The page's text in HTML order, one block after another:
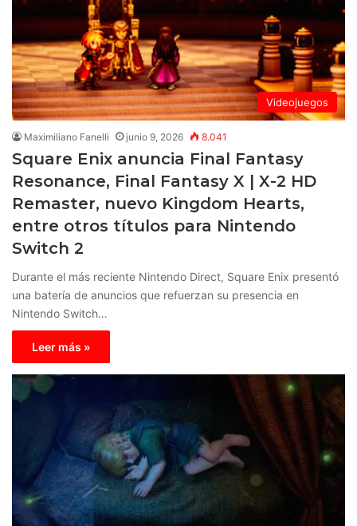
Videojuegos
Maximiliano Fanelli junio 9, 2026 8.041
Square Enix anuncia Final Fantasy
Resonance, Final Fantasy X | X-2 HD
Remaster, nuevo Kingdom Hearts,
entre otros títulos para Nintendo
Switch 2
Durante el más reciente Nintendo Direct, Square Enix presentó
una batería de anuncios que refuerzan su presencia en
Nintendo Switch…
Leer más »